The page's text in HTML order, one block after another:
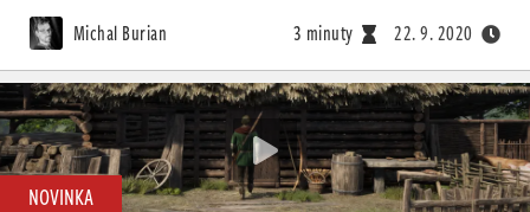
Michal Burian 3 minuty 22. 9. 2020
NOVINKA